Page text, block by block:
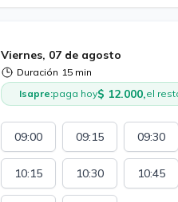
Viernes, 07 de agosto
Duración 15 min
Isapre:paga hoy$ 12.000,el
09:00 09:15 09:30
10:15 10:30 10:45